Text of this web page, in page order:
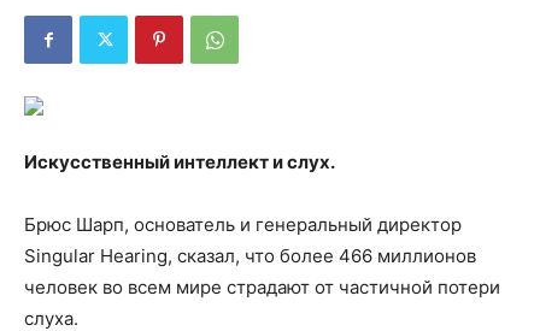
Искусственный интеллект и слух.
Брюс Шарп, основатель и генеральный директор
Singular Hearing, сказал, что более 466 миллионов
человек во всем мире страдают от частичной потери
слуха.